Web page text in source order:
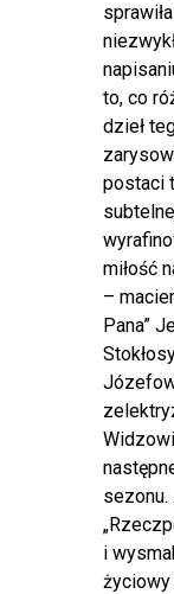
to, co
dzieł
postaci
miłość
–
Pana”
sezonu.
i
życiowy